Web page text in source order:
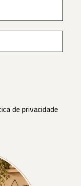
de privacidade